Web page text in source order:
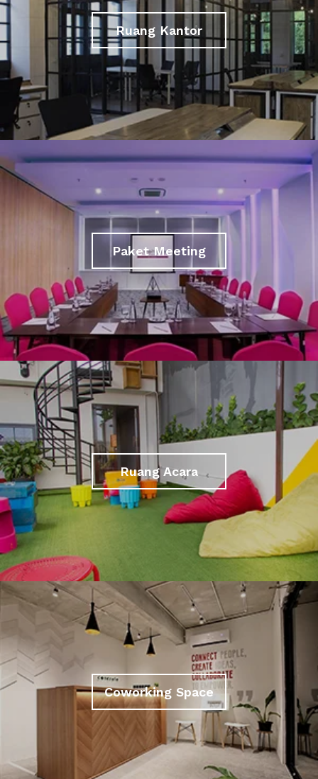
Ruang Kantor
Paket Meeting
Ruang Acara
Coworking Space